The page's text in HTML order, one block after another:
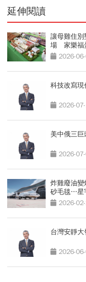
延伸閱讀
讓母雞住
場 家樂福
2026-
科技改寫現
2026-
美中俄三
2026-
炸雞廢油
砂毛毯…星
2026-
台灣安靜大
2026-